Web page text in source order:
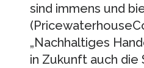
sind immens und
„Nachhaltiges
in Zukunft auch die